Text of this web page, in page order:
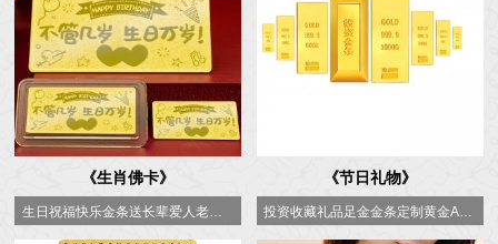
《生肖佛卡》
生日祝福快乐金条送长辈爱人老婆闺蜜中萃珠宝金条金钞定制logo
《节日礼物》
投资收藏礼品足金金条定制黄金AU9999黄金原料